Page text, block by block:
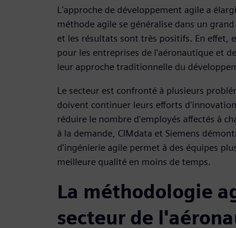
L'approche de développement agile a
méthode agile se généralise dans un
et les résultats sont très positifs. En effet,
pour les entreprises de l'aéronautique et
leur approche traditionnelle du
Le secteur est confronté à plusieurs
doivent continuer leurs efforts
réduire le nombre d'employés affectés à
à la demande, CIMdata et Siemens
d'ingénierie agile permet à des équipes
meilleure qualité en moins de temps.
La méthodologie
secteur de